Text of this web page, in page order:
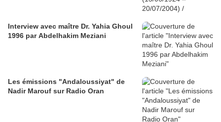
Interview avec maître Dr. Yahia Ghoul
1996 par Abdelhakim Meziani
Les émissions "Andaloussiyat" de
Nadir Marouf sur Radio Oran